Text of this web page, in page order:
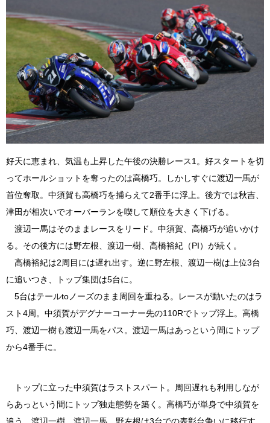
好天に恵まれ、気温も上昇した午後の決勝レース1。好スタートを切
ってホールショットを奪ったのは高橋巧。しかしすぐに渡辺一馬が
首位奪取。中須賀も高橋巧を捕らえて2番手に浮上。後方では秋吉、
津田が相次いでオーバーランを喫して順位を大きく下げる。
渡辺一馬はそのままレースをリード。中須賀、高橋巧が追いかけ
る。その後方には野左根、渡辺一樹、高橋裕紀（PI）が続く。
高橋裕紀は2周目には遅れ出す。逆に野左根、渡辺一樹は上位3台
に追いつき、トップ集団は5台に。
5台はテールtoノーズのまま周回を重ねる。レースが動いたのはラ
スト4周。中須賀がデグナーコーナー先の110Rでトップ浮上。高橋
巧、渡辺一樹も渡辺一馬をパス。渡辺一馬はあっという間にトップ
から4番手に。
トップに立った中須賀はラストスパート。周回遅れも利用しなが
らあっという間にトップ独走態勢を築く。高橋巧が単身で中須賀を